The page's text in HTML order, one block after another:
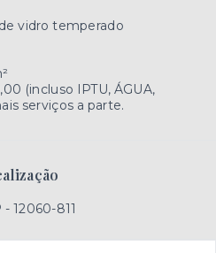
vidro temperado
(incluso IPTU, ÁGUA,
serviços a parte.
- 12060-811